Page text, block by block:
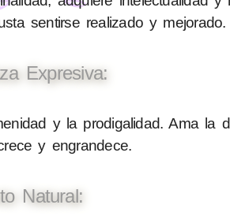
sentirse realizado y mejorado.
Expresiva:
y la prodigalidad. Ama la
y engrandece.
Natural: